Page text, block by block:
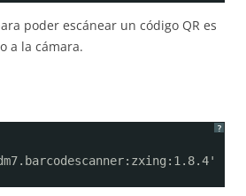
poder escánear un código QR es
a la cámara.
?